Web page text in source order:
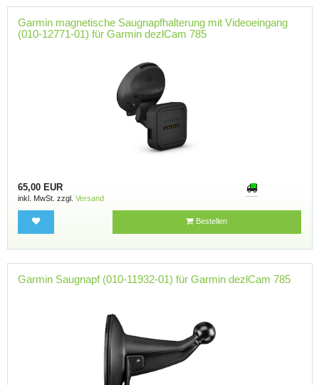
Garmin magnetische Saugnapfhalterung mit Videoeingang
(010-12771-01) für Garmin dezlCam 785
65,00 EUR
inkl. MwSt. zzgl. Versand
Bestellen
Garmin Saugnapf (010-11932-01) für Garmin dezlCam 785